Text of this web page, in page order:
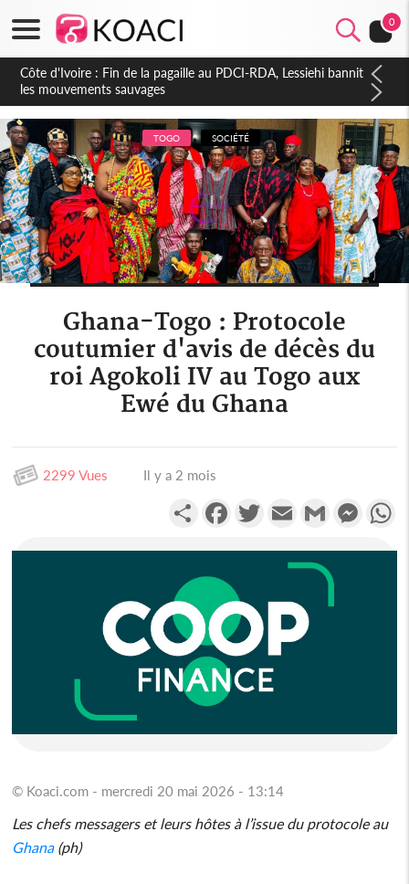
0
Côte d'Ivoire : Ouattara promet des sanctions contre les
déguerpissements illégaux
TOGO SOCIÉTÉ
Ghana-Togo : Protocole
coutumier d'avis de décès du
roi Agokoli IV au Togo aux
Ewé du Ghana
2299 Vues Il y a 2 mois
PartagerFacebookTwitterEmail Gmail
© Koaci.com - mercredi 20 mai 2026 - 13:14
Les chefs messagers et leurs hôtes à l’issue du protocole au
Ghana(ph)